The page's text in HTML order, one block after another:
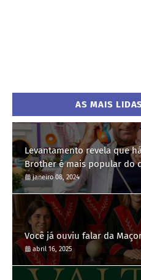
AS MAIS
Levantamento revela que
Brother é mais popular do
janeiro 08, 2024
Você já ouviu falar da
abril 16, 2025